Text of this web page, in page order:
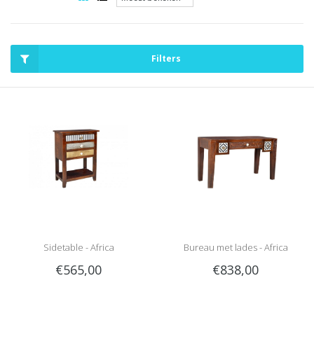
Filters
Sidetable - Africa
€565,00
Bureau met lades - Africa
€838,00